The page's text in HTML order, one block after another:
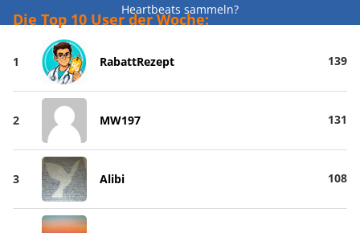
Heartbeats sammeln?
Die Top 10 User der Woche:
1 RabattRezept 139
2 MW197 131
3 Alibi 108